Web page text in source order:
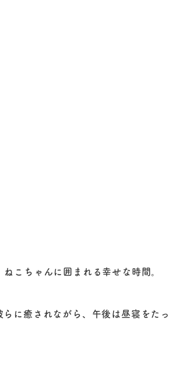
こちゃんに囲まれる幸せな時間。
に癒されながら、午後は昼寝をたっ